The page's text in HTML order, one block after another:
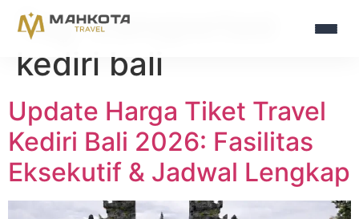
Tag:transportasi
kediri bali
Update Harga Tiket Travel
Kediri Bali 2026: Fasilitas
Eksekutif & Jadwal Lengkap